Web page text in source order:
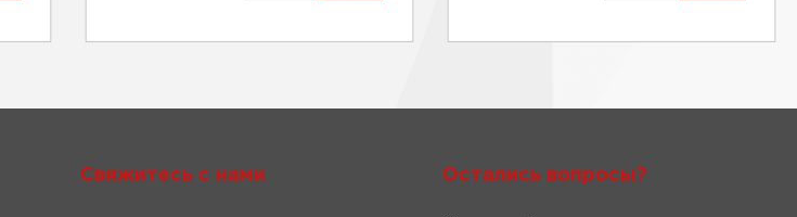
Свяжитесь с нами Остались вопросы?